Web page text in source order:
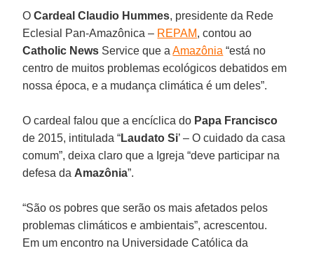
O Cardeal Claudio Hummes, presidente da Rede
Eclesial Pan-Amazônica – REPAM, contou ao
Catholic News Service que aAmazônia “está no
centro de muitos problemas ecológicos debatidos em
nossa época, e a mudança climática é um deles”.
O cardeal falou que a encíclica do Papa Francisco
de 2015, intitulada “Laudato Si’ – O cuidado da casa
comum”, deixa claro que a Igreja “deve participar na
defesa da Amazônia”.
“São os pobres que serão os mais afetados pelos
problemas climáticos e ambientais”, acrescentou.
Em um encontro na Universidade Católica da